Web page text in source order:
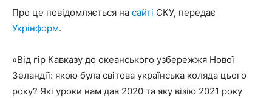
Про це повідомляється на сайті СКУ, передає
Укрінформ.
«Від гір Кавказу до океанського узбережжя Нової
Зеландії: якою була світова українська коляда цього
року? Які уроки нам дав 2020 та яку візію 2021 року